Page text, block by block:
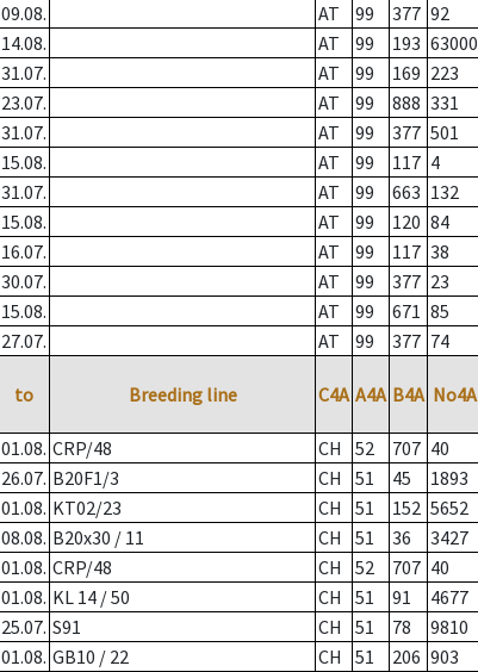
09.08. AT 99 377 92
14.08. AT 99 193 63000
31.07. AT 99 169 223
23.07. AT 99 888 331
31.07. AT 99 377 501
15.08. AT 99 117 4
31.07. AT 99 663 132
15.08. AT 99 120 84
16.07. AT 99 117 38
30.07. AT 99 377 23
15.08. AT 99 671 85
27.07. AT 99 377 74
to Breeding line C4A A4A B4A No4A
01.08. CRP/48 CH 52 707 40
26.07. B20F1/3 CH 51 45 1893
01.08. KT02/23 CH 51 152 5652
08.08. B20x30 / 11 CH 51 36 3427
01.08. CRP/48 CH 52 707 40
01.08. KL 14 / 50 CH 51 91 4677
25.07. S91 CH 51 78 9810
01.08. GB10 / 22 CH 51 206 903